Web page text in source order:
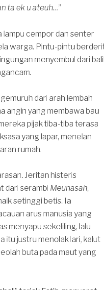
ta ek u ateuh…”
lampu cempor dan senter
warga. Pintu-pintu
menyembul dari
dari arah lembah
angin yang membawa bau
pijak tiba-tiba terasa
yang lapar, menelan
rumah.
Jeritan histeris
dari serambi Meunasah,
setinggi betis. Ia
arus manusia yang
menyapu sekeliling, lalu
itu justru menolak lari, kalut
buta pada maut yang